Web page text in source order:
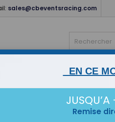
sales@cbeventsracing.com
ÉQUIPEMENTS
ATELIER & ASSISTANCE
EN CE
Remise